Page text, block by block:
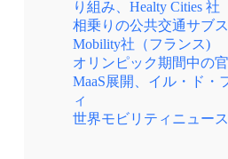
ました。その第一歩は自転車ネ
備でしたが、ほどなくしてバス
リ・デザインの対象が拡大されま
Networkを構成するバス、
イクルは、すべて同じ黄色（レ
に塗られており、さらにBee
労働者の街マンチェスターを象
のマークが入っています。この
により、公共が経営する、安定
提供元：一般財団法人 計量計画
定期的にメールでの情報提供を
は、JCOMMのWebページより、
ングリストへの登録を行ってく
JCOMMメーリングリスト配信内
ューズレター（年4回） 日本の
究に関わる様々な情報交換を支
的として、 一般社団法人 日本
ネジメント会議より配信するニ
り組み、Healty Cities 社
相乗りの公共交通サブ
Mobility社（フランス)
オリンピック期間中の
MaaS展開、イル・ド・
ィ
世界モビリティニュース